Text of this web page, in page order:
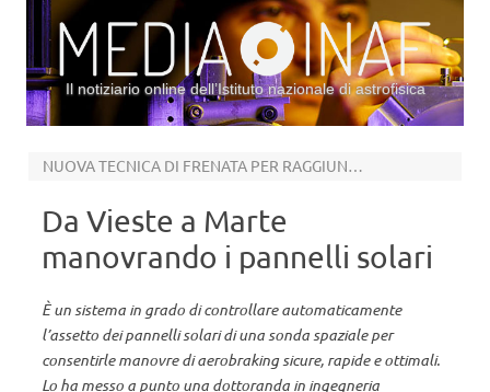
Il notiziario online dell’Istituto nazionale di astrofisica
NUOVA TECNICA DI FRENATA PER RAGGIUNGERE L’ORBITA DESIDERATA
Da Vieste a Marte
manovrando i pannelli solari
È un sistema in grado di controllare automaticamente
l’assetto dei pannelli solari di una sonda spaziale per
consentirle manovre di aerobraking sicure, rapide e ottimali.
Lo ha messo a punto una dottoranda in ingegneria